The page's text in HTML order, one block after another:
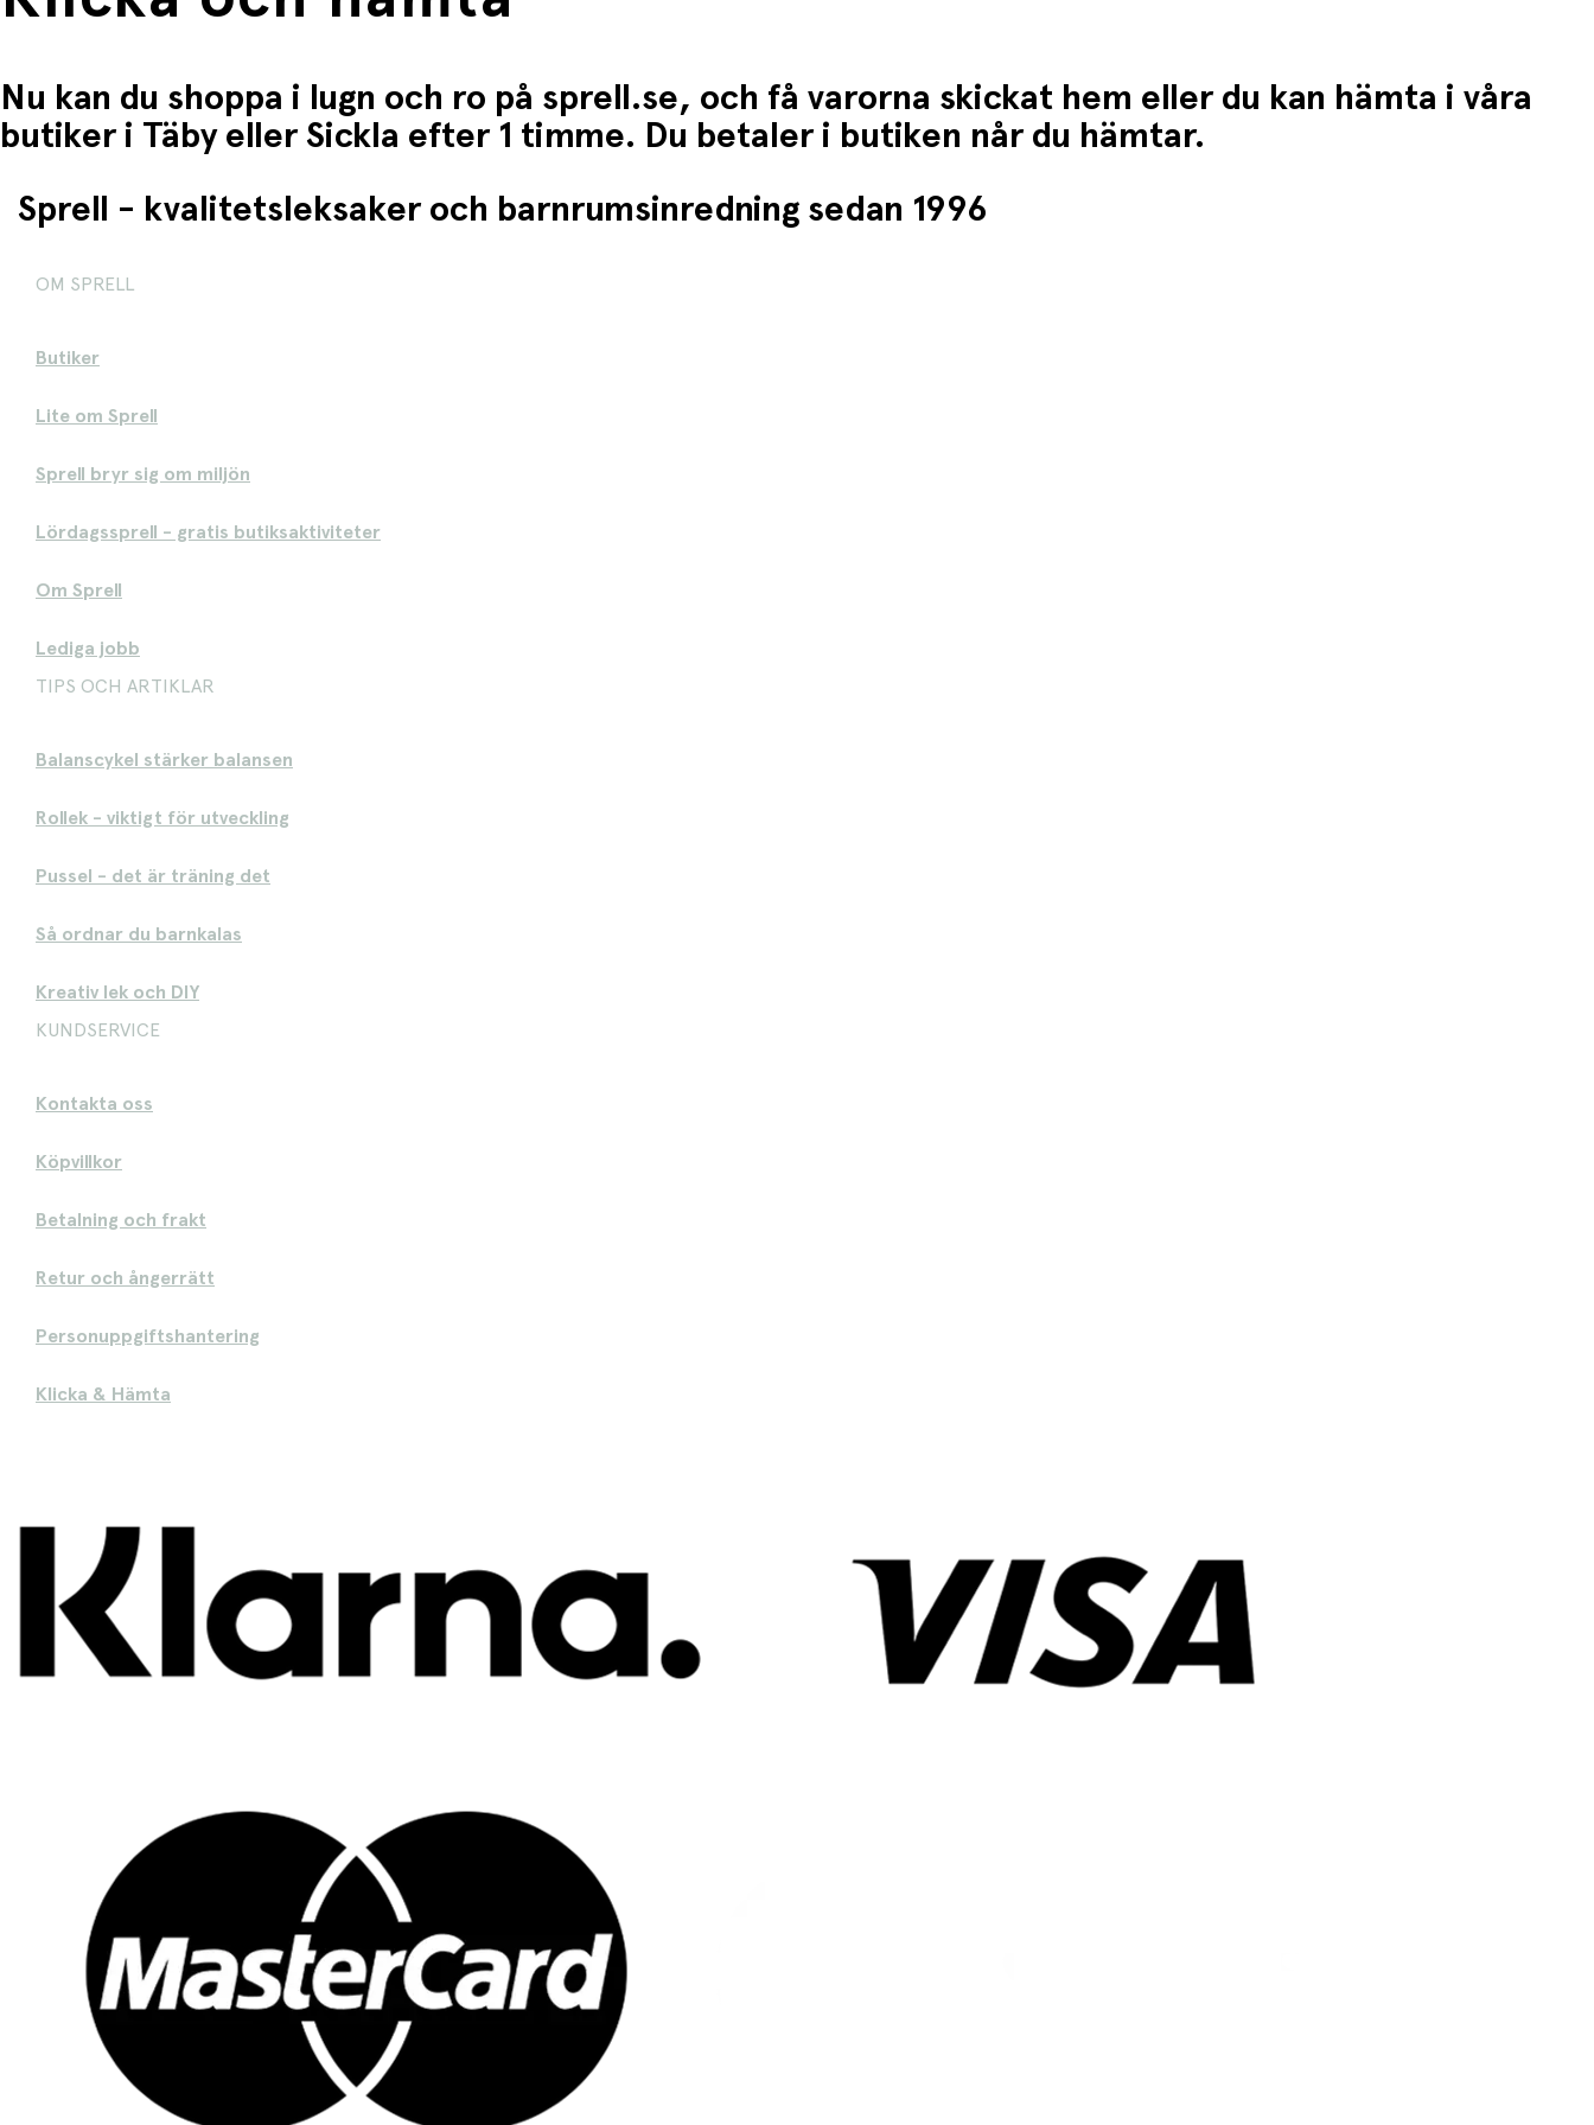
Nu kan du shoppa i lugn och ro på sprell.se, och få varorna skickat hem eller du kan hämta i våra
butiker i Täby eller Sickla efter 1 timme. Du betaler i butiken når du hämtar.
Sprell - kvalitetsleksaker och barnrumsinredning sedan 1996
OM SPRELL
Butiker
Lite om Sprell
Sprell bryr sig om miljön
Lördagssprell - gratis butiksaktiviteter
Om Sprell
Lediga jobb
TIPS OCH ARTIKLAR
Balanscykel stärker balansen
Rollek - viktigt för utveckling
Pussel - det är träning det
Så ordnar du barnkalas
Kreativ lek och DIY
KUNDSERVICE
Kontakta oss
Köpvillkor
Betalning och frakt
Retur och ångerrätt
Personuppgiftshantering
Klicka & Hämta